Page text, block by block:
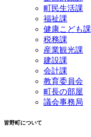
町民生活課
福祉課
健康こども課
税務課
産業観光課
建設課
会計課
教育委員会
町長の部屋
議会事務局
皆野町について